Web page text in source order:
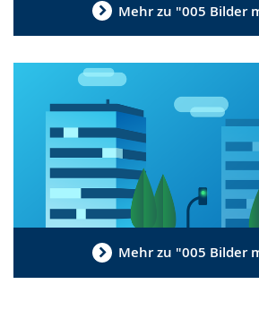
Mehr zu "005 Bilder
Mehr zu "005 Bilder